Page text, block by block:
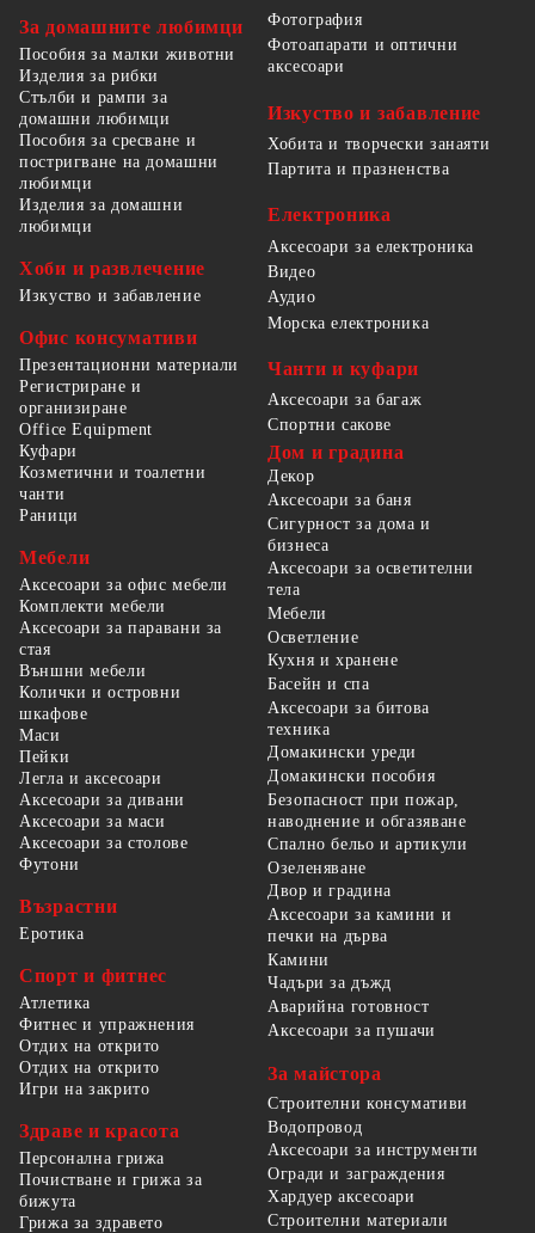
За домашните любимци
Пособия за малки животни
Изделия за рибки
Стълби и рампи за
домашни любимци
Пособия за сресване и
постригване на домашни
любимци
Изделия за домашни
любимци
Хоби и развлечение
Изкуство и забавление
Офис консумативи
Презентационни материали
Регистриране и
организиране
Office Equipment
Фотография
Фотоапарати и оптични
аксесоари
Изкуство и забавление
Хобита и творчески занаяти
Партита и празненства
Електроника
Аксесоари за електроника
Видео
Аудио
Морска електроника
Чанти и куфари
Аксесоари за багаж
Спортни сакове
Куфари
Козметични и тоалетни
чанти
Раници
Мебели
Аксесоари за офис мебели
Комплекти мебели
Аксесоари за паравани за
стая
Външни мебели
Колички и островни
шкафове
Маси
Пейки
Легла и аксесоари
Аксесоари за дивани
Аксесоари за маси
Аксесоари за столове
Футони
Възрастни
Еротика
Спорт и фитнес
Атлетика
Фитнес и упражнения
Отдих на открито
Отдих на открито
Игри на закрито
Здраве и красота
Персонална грижа
Почистване и грижа за
бижута
Грижа за здравето
Дом и градина
Декор
Аксесоари за баня
Сигурност за дома и
бизнеса
Аксесоари за осветителни
тела
Мебели
Осветление
Кухня и хранене
Басейн и спа
Аксесоари за битова
техника
Домакински уреди
Домакински пособия
Безопасност при пожар,
наводнение и обгазяване
Спално бельо и артикули
Озеленяване
Двор и градина
Аксесоари за камини и
печки на дърва
Камини
Чадъри за дъжд
Аварийна готовност
Аксесоари за пушачи
За майстора
Строителни консумативи
Водопровод
Аксесоари за инструменти
Огради и заграждения
Хардуер аксесоари
Строителни материали